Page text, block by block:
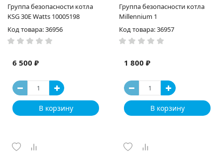
Группа безопасности котла
KSG 30E Watts 10005198
Код товара: 36956
6 500 ₽
В корзину
Группа безопасности котла
Millennium 1
Код товара: 36957
1 800 ₽
В корзину